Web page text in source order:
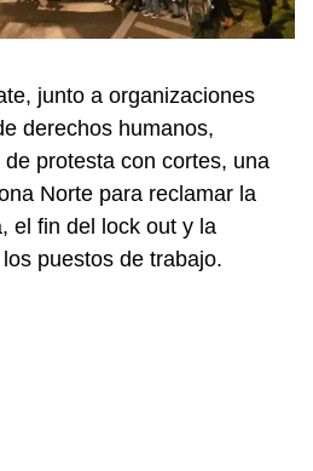
junto a organizaciones
derechos humanos,
protesta con cortes, una
Norte para reclamar la
el fin del lock out y la
puestos de trabajo.